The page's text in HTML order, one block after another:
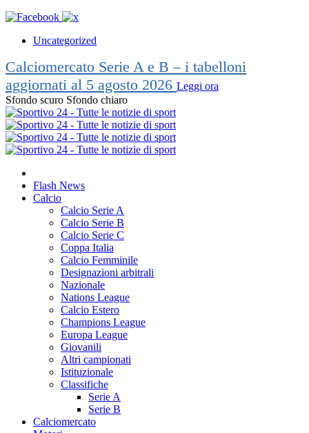
Uncategorized
Calciomercato Serie A e B – i tabelloni
aggiornati al 5 agosto 2026 Leggi ora
Sfondo scuro Sfondo chiaro
Flash News
Calcio
Calcio Serie A
Calcio Serie B
Calcio Serie C
Coppa Italia
Calcio Femminile
Designazioni arbitrali
Nazionale
Nations League
Calcio Estero
Champions League
Europa League
Giovanili
Altri campionati
Istituzionale
Classifiche
Serie A
Serie B
Calciomercato